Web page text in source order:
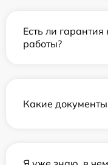
Есть ли
работы?
Какие